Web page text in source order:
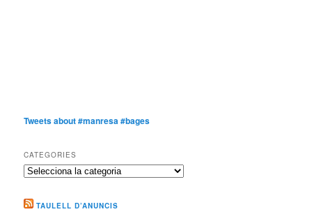
Tweets about #manresa #bages
CATEGORIES
Categories
TAULELL D’ANUNCIS